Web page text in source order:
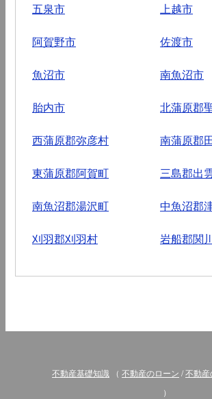
五泉市 上越市
阿賀野市 佐渡市
魚沼市 南魚沼市
胎内市 北蒲原郡
西蒲原郡弥彦村 南蒲原郡
東蒲原郡阿賀町 三島郡出
南魚沼郡湯沢町 中魚沼郡
刈羽郡刈羽村 岩船郡関
不動産基礎知識 （ 不動産のローン /不動産
）